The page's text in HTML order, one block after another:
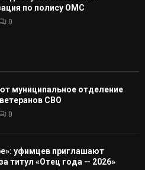
по полису ОМС
0
муниципальное отделение
СВО
0
уфимцев приглашают
титул «Отец года — 2026»